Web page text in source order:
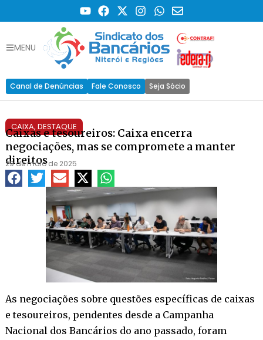
MENU
Canal de Denúncias Fale Conosco Seja Sócio
CAIXA, DESTAQUE
Caixas e tesoureiros: Caixa encerra
negociações, mas se compromete a manter
direitos
29 de maio de 2025
As negociações sobre questões específicas de caixas
e tesoureiros, pendentes desde a Campanha
Nacional dos Bancários do ano passado, foram